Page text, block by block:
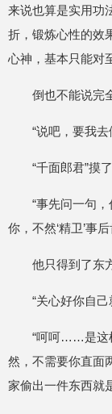
来说也算是实用功
折，锻炼心性的效
心神，基本只能对
倒也不能说完
“说吧，要我
“千面郎君”摸
“事先问一句
你，不然‘精卫’事
他只得到了东
“关心好你自己
“呵呵……是这
然，不需要你直面
家偷出一件东西就